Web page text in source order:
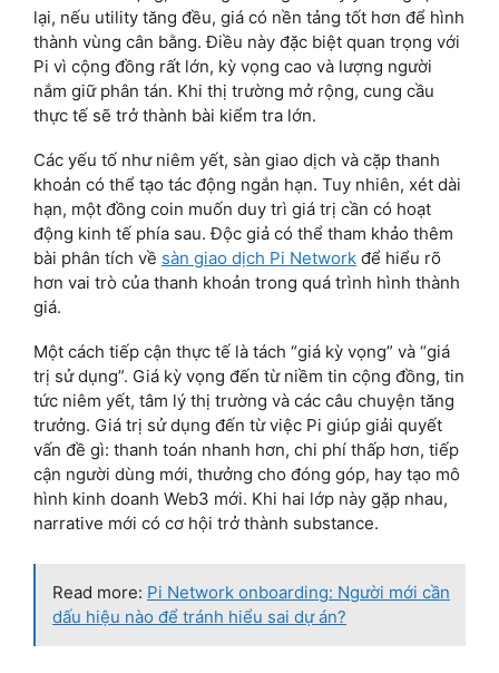
lại, nếu utility tăng đều, giá có nền tảng tốt hơn để hình
thành vùng cân bằng. Điều này đặc biệt quan trọng với
Pi vì cộng đồng rất lớn, kỳ vọng cao và lượng người
nắm giữ phân tán. Khi thị trường mở rộng, cung cầu
thực tế sẽ trở thành bài kiểm tra lớn.
Các yếu tố như niêm yết, sàn giao dịch và cặp thanh
khoản có thể tạo tác động ngắn hạn. Tuy nhiên, xét dài
hạn, một đồng coin muốn duy trì giá trị cần có hoạt
động kinh tế phía sau. Độc giả có thể tham khảo thêm
bài phân tích về sàn giao dịch Pi Network để hiểu rõ
hơn vai trò của thanh khoản trong quá trình hình thành
giá.
Một cách tiếp cận thực tế là tách “giá kỳ vọng” và “giá
trị sử dụng”. Giá kỳ vọng đến từ niềm tin cộng đồng, tin
tức niêm yết, tâm lý thị trường và các câu chuyện tăng
trưởng. Giá trị sử dụng đến từ việc Pi giúp giải quyết
vấn đề gì: thanh toán nhanh hơn, chi phí thấp hơn, tiếp
cận người dùng mới, thưởng cho đóng góp, hay tạo mô
hình kinh doanh Web3 mới. Khi hai lớp này gặp nhau,
narrative mới có cơ hội trở thành substance.
Read more: Pi Network onboarding: Người mới cần
dấu hiệu nào để tránh hiểu sai dự án?